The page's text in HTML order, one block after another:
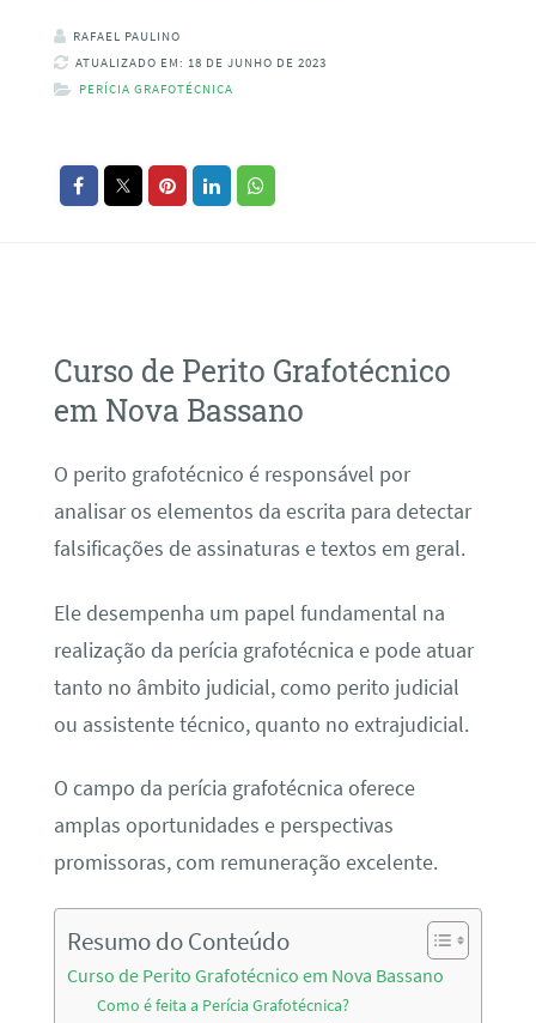
RAFAEL PAULINO
ATUALIZADO EM: 18 DE JUNHO DE 2023
PERÍCIA GRAFOTÉCNICA
Curso de Perito Grafotécnico
em Nova Bassano
O perito grafotécnico é responsável por
analisar os elementos da escrita para detectar
falsificações de assinaturas e textos em geral.
Ele desempenha um papel fundamental na
realização da perícia grafotécnica e pode atuar
tanto no âmbito judicial, como perito judicial
ou assistente técnico, quanto no extrajudicial.
O campo da perícia grafotécnica oferece
amplas oportunidades e perspectivas
promissoras, com remuneração excelente.
Resumo do Conteúdo
Curso de Perito Grafotécnico em Nova Bassano
Como é feita a Perícia Grafotécnica?